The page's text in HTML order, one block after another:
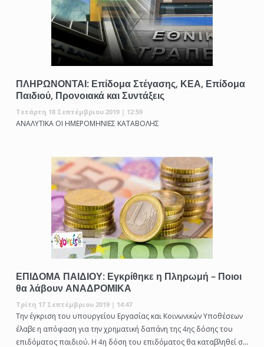
ΠΛΗΡΩΝΟΝΤΑΙ: Επίδομα Στέγασης, ΚΕΑ, Επίδομα
Παιδιού, Προνοιακά και Συντάξεις
Τετάρτη 18 Σεπτέμβριου 2019 | 12:59
ΑΝΑΛΥΤΙΚΑ ΟΙ ΗΜΕΡΟΜΗΝΙΕΣ ΚΑΤΑΒΟΛΗΣ
ΕΠΙΔΟΜΑ ΠΑΙΔΙΟΥ: Εγκρίθηκε η Πληρωμή – Ποιοι
θα λάβουν ΑΝΑΔΡΟΜΙΚΑ
Τρίτη 17 Σεπτέμβριου 2019 | 14:47
Την έγκριση του υπουργείου Εργασίας και Κοινωνικών Υποθέσεων
έλαβε η απόφαση για την χρηματική δαπάνη της 4ης δόσης του
επιδόματος παιδιού. Η 4η δόση του επιδόματος θα καταβληθεί σ...